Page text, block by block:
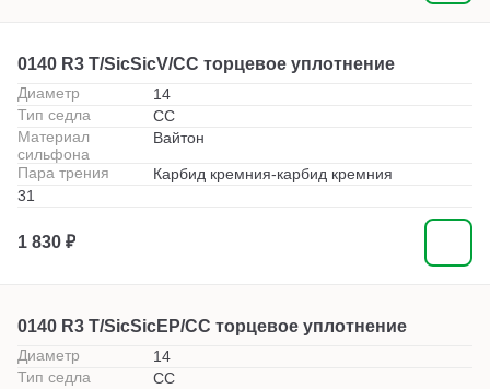
0140 R3 T/SicSicV/CC торцевое уплотнение
Диаметр
14
Тип седла
СС
Материал
сильфона
Вайтон
Пара трения
Карбид кремния-карбид кремния
31
1 830 ₽
0140 R3 T/SicSicEP/CC торцевое уплотнение
Диаметр
14
Тип седла
СС